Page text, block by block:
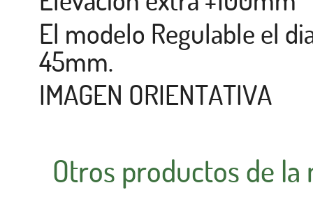
El modelo Regulable el
45mm.
IMAGEN ORIENTATIVA
Otros productos de